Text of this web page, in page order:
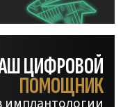
ЦИФРОВОЙ
ПОМОЩНИК